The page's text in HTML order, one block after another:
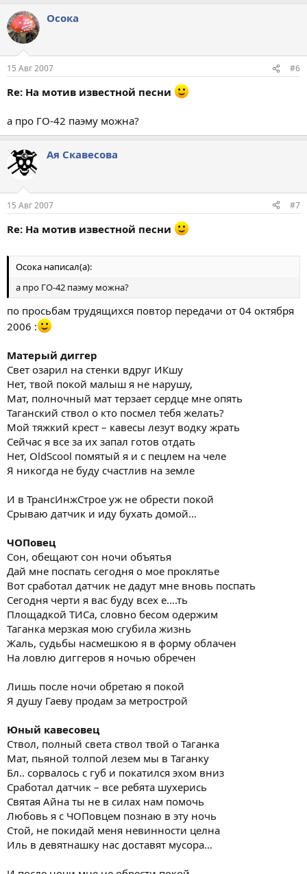
Осока
15 Авг 2007 #6
Re: На мотив известной песни
а про ГО-42 паэму можна?
Ая Скавесова
15 Авг 2007 #7
Re: На мотив известной песни
Осока написал(а):
а про ГО-42 паэму можна?
по просьбам трудящихся повтор передачи от 04 октября
2006 :
Матерый диггер
Свет озарил на стенки вдруг ИКшу
Hет, твой покой малыш я не нарушу,
Мат, полночный мат терзает сердце мне опять
Таганский ствол о кто посмел тебя желать?
Мой тяжкий крест – кавесы лезут водку жрать
Сейчас я все за их запал готов отдать
Hет, OldScool помятый я и с пецлем на челе
Я никогда не буду счастлив на земле
И в ТрансИнжСтрое уж не обрести покой
Срываю датчик и иду бухать домой…
ЧОПовец
Сон, обещают сон ночи объятья
Дай мне поспать сегодня о мое проклятье
Вот сработал датчик не дадут мне вновь поспать
Сегодня черти я вас буду всех е….ть
Площадкой ТИСа, словно бесом одержим
Таганка мерзкая мою сгубила жизнь
Жаль, судьбы насмешкою я в форму облачен
Hа ловлю диггеров я ночью обречен
Лишь после ночи обретаю я покой
Я душу Гаеву продам за метрострой
Юный кавесовец
Ствол, полный света ствол твой о Таганка
Мат, пьяной толпой лезем мы в Таганку
Бл.. сорвалось с губ и покатился эхом вниз
Сработал датчик – все ребята шухерись
Святая Айна ты не в силах нам помочь
Любовь я с ЧОПовцем познаю в эту ночь
Стой, не покидай меня невинности целна
Иль в девятнашку нас доставят мусора…